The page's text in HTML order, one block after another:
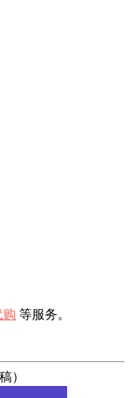
购 等服务。
）